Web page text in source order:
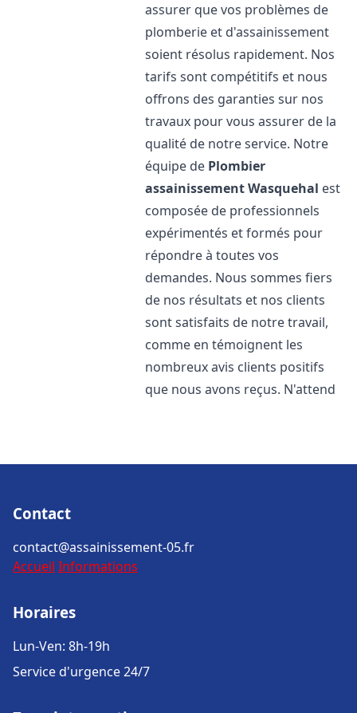
assurer que vos problèmes de
plomberie et d'assainissement
soient résolus rapidement. Nos
tarifs sont compétitifs et nous
offrons des garanties sur nos
travaux pour vous assurer de la
qualité de notre service. Notre
équipe de Plombier
assainissementWasquehal est
composée de professionnels
expérimentés et formés pour
répondre à toutes vos
demandes. Nous sommes fiers
de nos résultats et nos clients
sont satisfaits de notre travail,
comme en témoignent les
nombreux avis clients positifs
que nous avons reçus. N'attend
Contact
contact@assainissement-05.fr
Accueil Informations
Horaires
Lun-Ven: 8h-19h
Service d'urgence 24/7